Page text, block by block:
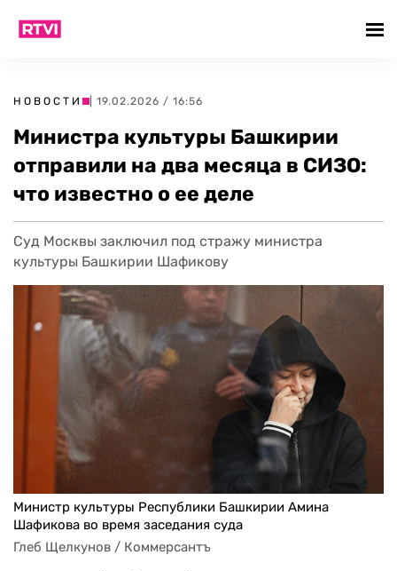
НОВОСТИ | 19.02.2026 / 16:56
Министра культуры Башкирии
отправили на два месяца в СИЗО:
что известно о ее деле
Суд Москвы заключил под стражу министра
культуры Башкирии Шафикову
Министр культуры Республики Башкирии Амина
Шафикова во время заседания суда
Глеб Щелкунов / Коммерсантъ